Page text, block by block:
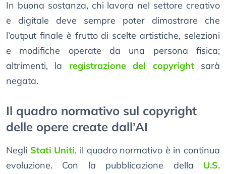
In buona sostanza, chi lavora nel settore creativo
e digitale deve sempre poter dimostrare che
l’output finale è frutto di scelte artistiche, selezioni
e modifiche operate da una persona fisica;
altrimenti, la registrazione del copyrightsarà
negata.
Il quadro normativo sul copyright
delle opere create dall’AI
Negli Stati Uniti, il quadro normativo è in continua
evoluzione. Con la pubblicazione della U.S.